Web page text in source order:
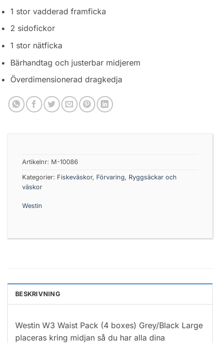
1 stor vadderad framficka
2 sidofickor
1 stor nätficka
Bärhandtag och justerbar midjerem
Överdimensionerad dragkedja
Artikelnr: M-10086
Kategorier: Fiskeväskor, Förvaring, Ryggsäckar och
väskor
Westin
BESKRIVNING
Westin W3 Waist Pack (4 boxes) Grey/Black Large
placeras kring midjan så du har alla dina